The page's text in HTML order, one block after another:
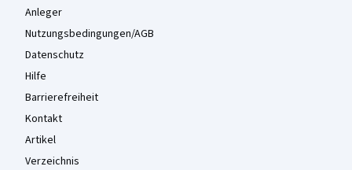
Anleger
Nutzungsbedingungen/AGB
Datenschutz
Hilfe
Barrierefreiheit
Kontakt
Artikel
Verzeichnis